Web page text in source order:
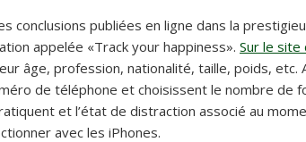
conclusions publiées en ligne dans la
appelée «Track your happiness». Sur le site
âge, profession, nationalité, taille, poids,
de téléphone et choisissent le nombre de
et l’état de distraction associé au
avec les iPhones.